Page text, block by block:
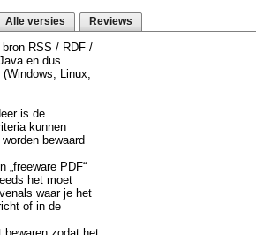
Alle versies Reviews
RSS / RDF /
en dus
Linux,
is de
kunnen
bewaard
„freeware PDF“
het moet
waar je het
of in de